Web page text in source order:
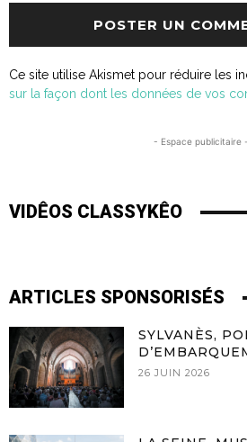
Ce site utilise Akismet pour réduire les
sur la façon dont les données de vos
- Espace publicitaire -
VIDÊOS CLASSYKÊO
ARTICLES SPONSORISÉS
SYLVANÈS,
26 JUIN 2026